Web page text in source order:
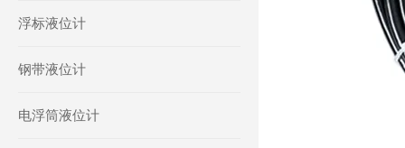
浮标液位计
钢带液位计
电浮筒液位计